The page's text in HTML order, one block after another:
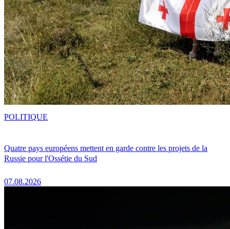
Quatre pays européens mettent en garde contre les projets de la
Russie pour l'Ossétie du Sud
07.08.2026
POLITIQUE